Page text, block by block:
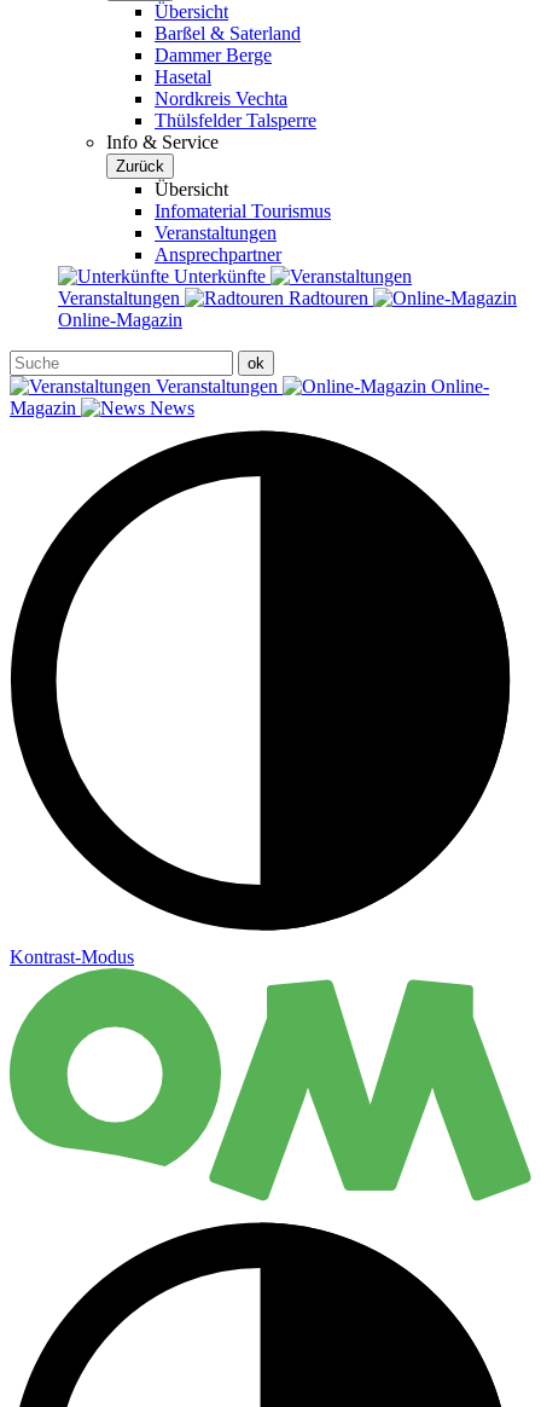
Übersicht
Barßel & Saterland
Dammer Berge
Hasetal
Nordkreis Vechta
Thülsfelder Talsperre
Info & Service
Zurück
Übersicht
Infomaterial Tourismus
Veranstaltungen
Ansprechpartner
Unterkünfte
Veranstaltungen
Radtouren
Online-Magazin
Veranstaltungen
Online-
Magazin
News
Kontrast-Modus